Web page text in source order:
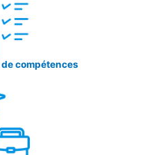
compétences